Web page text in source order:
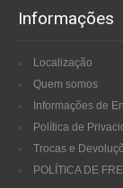
Informações
Localização
Quem somos
Informações de
Política de
Trocas e
POLÍTICA DE